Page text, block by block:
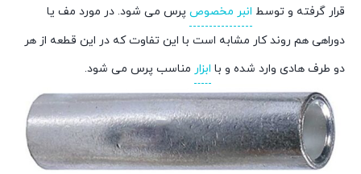
قرار گرفته و توسط انبر مخصوص پرس می شود. در مورد مف یا
دوراهی هم روند کار مشابه است با این تفاوت که در این قطعه از هر
دو طرف هادی وارد شده و با ابزار مناسب پرس می شود.